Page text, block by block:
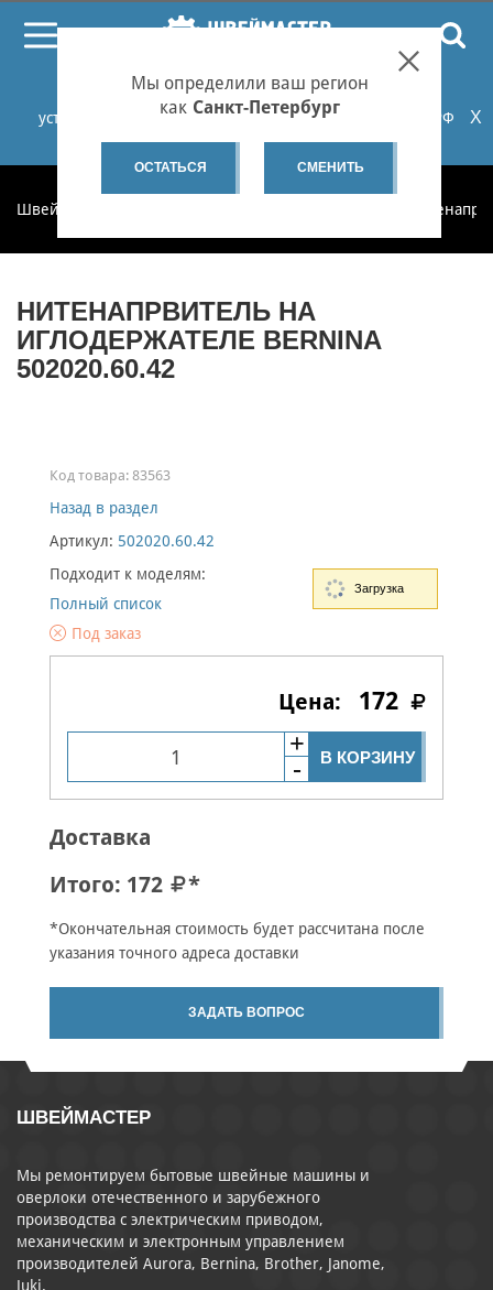
При проблемах с онлайн-оплатой заказов на сайте
установите российские сертификаты НУЦ Минцифры РФ
или используйте Яндекс.Браузер.Подробнее...
X
Мы определили ваш регион
как Санкт-Петербург
ОСТАТЬСЯ СМЕНИТЬ
Швеймастер
НИТЕНАПРВИТЕЛЬ НА
ИГЛОДЕРЖАТЕЛЕ BERNINA
502020.60.42
Код товара: 83563
Назад в раздел
Артикул: 502020.60.42
Подходит к моделям:
Полный список
Под заказ
172
В КОРЗИНУ
Доставка
Итого: 172 *
*Окончательная стоимость будет рассчитана после
указания точного адреса доставки
ЗАДАТЬ ВОПРОС
ШВЕЙМАСТЕР
Мы ремонтируем бытовые швейные машины и
оверлоки отечественного и зарубежного
производства с электрическим приводом,
механическим и электронным управлением
производителей Aurora, Bernina, Brother, Janome,
Juki.
Загрузка